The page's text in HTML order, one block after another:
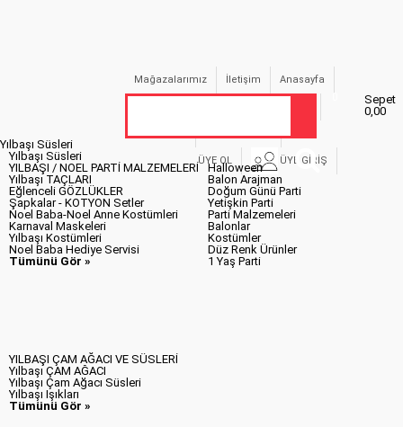
Mağazalarımız İletişim Anasayfa
BAYİ GİRİŞİ BAYİ BAŞVURUSU
ÜYE GİRİŞ
ÜYE OL
Sepet
0,00
Yılbaşı Süsleri
Yılbaşı Süsleri
YILBAŞI / NOEL PARTİ MALZEMELERİ
Yılbaşı TAÇLARI
Eğlenceli GÖZLÜKLER
Şapkalar - KOTYON Setler
Noel Baba-Noel Anne Kostümleri
Karnaval Maskeleri
Yılbaşı Kostümleri
Noel Baba Hediye Servisi
Tümünü Gör »
YILBAŞI ÇAM AĞACI VE SÜSLERİ
Yılbaşı ÇAM AĞACI
Yılbaşı Çam Ağacı Süsleri
Yılbaşı Işıkları
Tümünü Gör »
Halloween
Balon Arajman
Doğum Günü Parti
Yetişkin Parti
Parti Malzemeleri
Balonlar
Kostümler
Düz Renk Ürünler
1 Yaş Parti